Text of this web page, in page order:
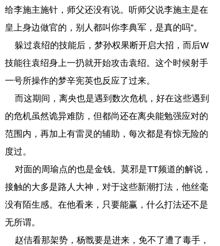
给李施主施针，师父还没有说。听师父说李施主是在
皇上身边做官的，别人都叫你李典军，是真的吗”。
躲过袁绍的技能后，梦孙权果断开启大招，而后W
技能往袁绍身上一扔就开始攻击袁绍。这个时候射手
一号所操作的梦辛宪英也反应了过来。
而这期间，离央也是遇到数次危机，好在这些遇到
的危机虽然诡异难防，但都尚还在离央能勉强应对的
范围内，再加上有雷灵的辅助，每次都是有惊无险的
度过。
对面的周瑜点的也是金钱。莫邪是TT频道的解说，
接触的大多是路人大神，对于这些新潮打法，他丝毫
没有陌生感。在他看来，只要能赢，什么打法还不是
无所谓。
赵佶看那架势，杨戬要是进来，免不了遭了毒手，